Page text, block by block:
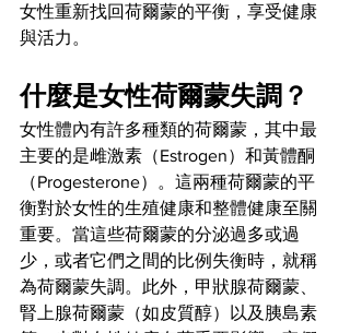
女性重新找回荷爾蒙的平衡，享受健康
與活力。
什麼是女性荷爾蒙失調？
女性體內有許多種類的荷爾蒙，其中最
主要的是雌激素（Estrogen）和黃體酮
（Progesterone）。這兩種荷爾蒙的平
衡對於女性的生殖健康和整體健康至關
重要。當這些荷爾蒙的分泌過多或過
少，或者它們之間的比例失衡時，就稱
為荷爾蒙失調。此外，甲狀腺荷爾蒙、
腎上腺荷爾蒙（如皮質醇）以及胰島素